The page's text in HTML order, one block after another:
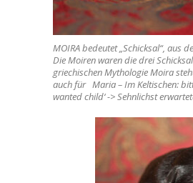
MOIRA bedeutet „Schicksal“, aus
Die Moiren waren die drei
griechischen Mythologie Moira
auch für Maria – Im Keltischen:
wanted child‘ -> Sehnlichst